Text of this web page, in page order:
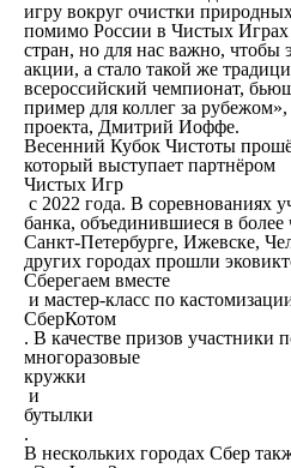
игру вокруг очистки
помимо России в Чистых
стран, но для нас важно, чтобы
акции, а стало такой же
всероссийский чемпионат,
пример для коллег за
проекта, Дмитрий Иоффе.
Весенний Кубок Чистоты
который выступает партнёром
Чистых Игр
с 2022 года. В соревнованиях
банка, объединившиеся в
Санкт-Петербурге, Ижевске,
других городах прошли
Сберегаем вместе
и мастер-класс по
СберКотом
. В качестве призов участники
многоразовые
кружки
и
бутылки
.
В нескольких городах Сбер